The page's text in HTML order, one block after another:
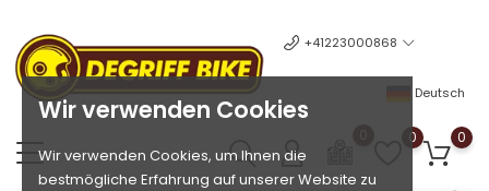
Wir verwenden Cookies
Wir verwenden Cookies, um Ihnen die
bestmögliche Erfahrung auf unserer Website zu
+41223000868
Deutsch
0 0